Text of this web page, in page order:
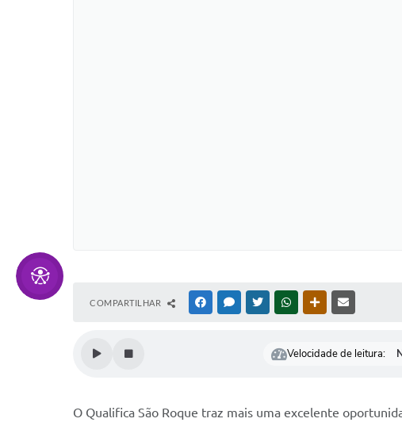
COMPARTILHAR FACEBOOKMESSENGER
TWITTERWHATSAPPOUTRAS MÍDIAS
Velocidade de leitura:
O Qualifica São Roque traz mais uma excelente